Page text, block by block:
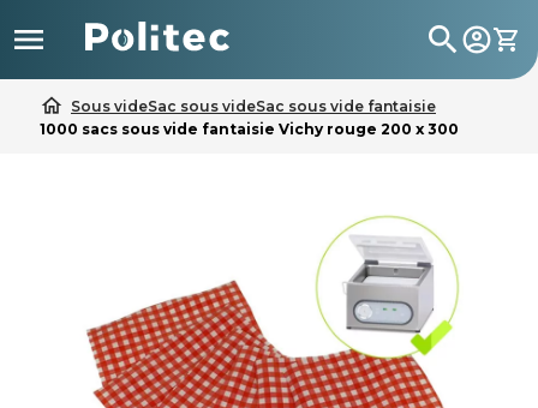
 search
home Sous videSac sous videSac sous vide fantaisie
1000 sacs sous vide fantaisie Vichy rouge 200 x 300